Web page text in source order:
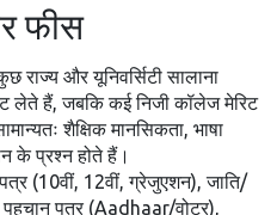
फीस
राज्य और यूनिवर्सिटी सालाना
लेते हैं, जबकि कई निजी कॉलेज मेरिट
शैक्षिक मानसिकता, भाषा
के प्रश्न होते हैं।
(10वीं, 12वीं, ग्रेजुएशन), जाति/
पत्र (Aadhaar/वोटर),